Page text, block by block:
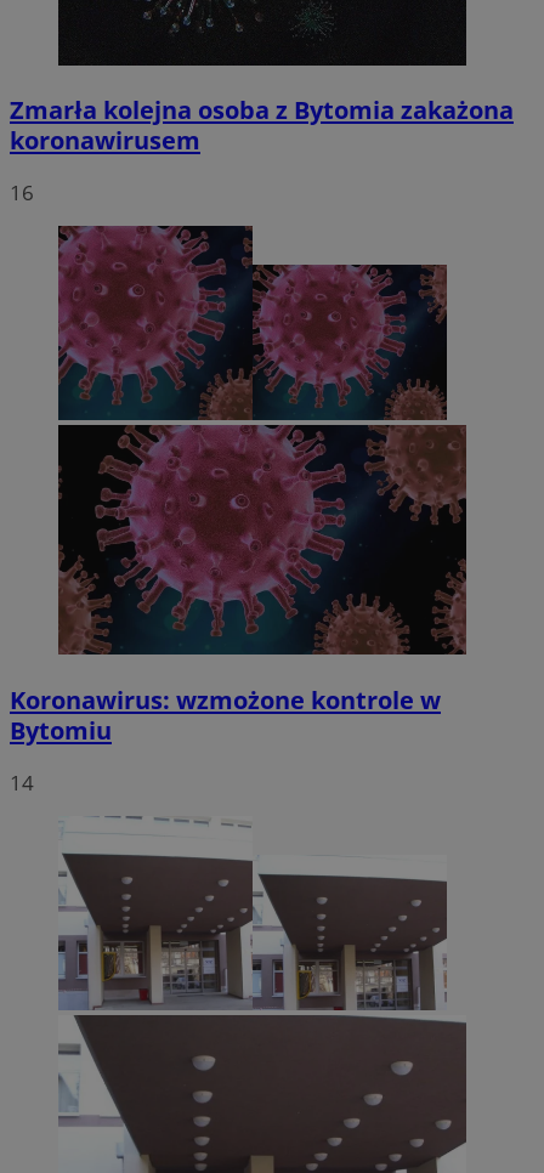
Zmarła kolejna osoba z Bytomia zakażona
koronawirusem
16
Koronawirus: wzmożone kontrole w
Bytomiu
14